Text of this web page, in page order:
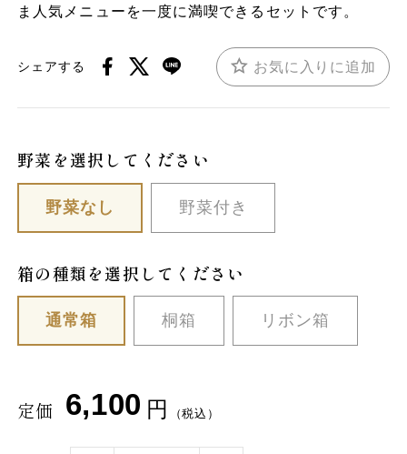
ま人気メニューを一度に満喫できるセットです。
シェアする お気に入りに追加
野菜を選択してください
野菜なし 野菜付き
箱の種類を選択してください
通常箱 桐箱 リボン箱
定価 6,100 円 （税込）